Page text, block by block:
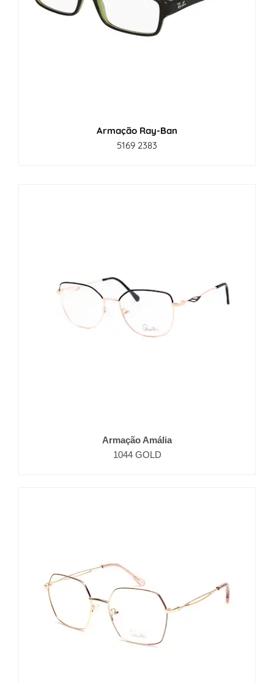
Armação Ray-Ban
5169 2383
Armação Amália
1044 GOLD